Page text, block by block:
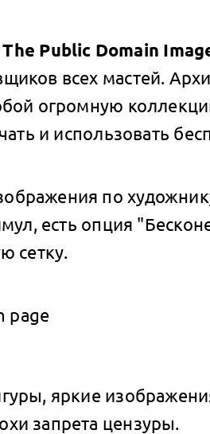
The Public Domain
всех мастей.
огромную
и использовать
по
есть опция
сетку.
яркие
запрета цензуры.